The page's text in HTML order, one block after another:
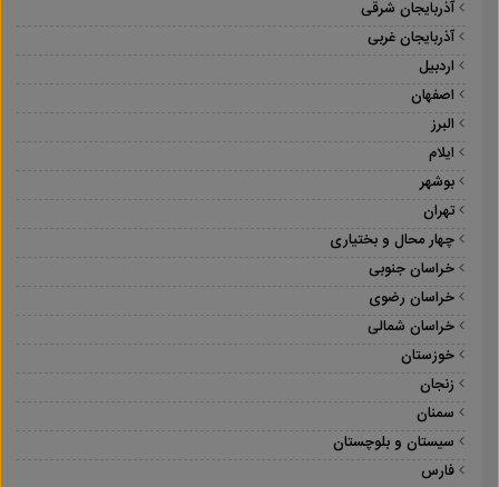
آذربایجان شرقی
آذربایجان غربی
اردبیل
اصفهان
البرز
ایلام
بوشهر
تهران
چهار محال و بختیاری
خراسان جنوبی
خراسان رضوی
خراسان شمالی
خوزستان
زنجان
سمنان
سیستان و بلوچستان
فارس